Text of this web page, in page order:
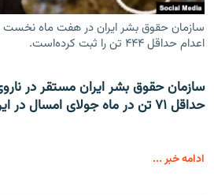
اعدام حداقل ۴۴۴ تن را ثبت کرده‌است.
سازمان حقوق بشر ایران مستقر در
حداقل ۷۱ تن در ماه جولای امسال در ایران اعدام شده‌اند.
ادامه خبر ...